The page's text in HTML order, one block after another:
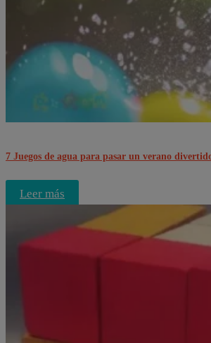
7 Juegos de agua para pasar un verano
Leer más